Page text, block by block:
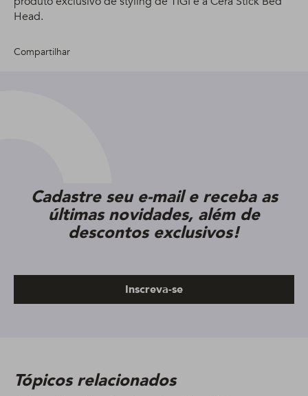
Head.
Compartilhar
Cadastre seu e-mail e receba as
últimas novidades, além de
descontos exclusivos!
Inscreva-se
Tópicos relacionados